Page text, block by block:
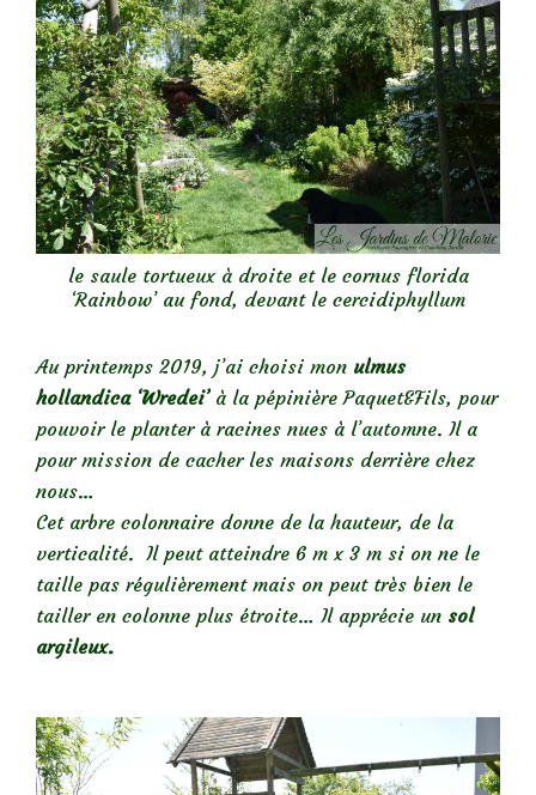
le saule tortueux à droite et le cornus florida
‘Rainbow’ au fond, devant le cercidiphyllum
Au printemps 2019, j’ai choisi mon ulmus
hollandica ‘Wredei’à la pépinière Paquet&Fils, pour
pouvoir le planter à racines nues à l’automne. Il a
pour mission de cacher les maisons derrière chez
nous…
Cet arbre colonnaire donne de la hauteur, de la
verticalité. Il peut atteindre 6 m x 3 m si on ne le
taille pas régulièrement mais on peut très bien le
tailler en colonne plus étroite… Il apprécie un sol
argileux.